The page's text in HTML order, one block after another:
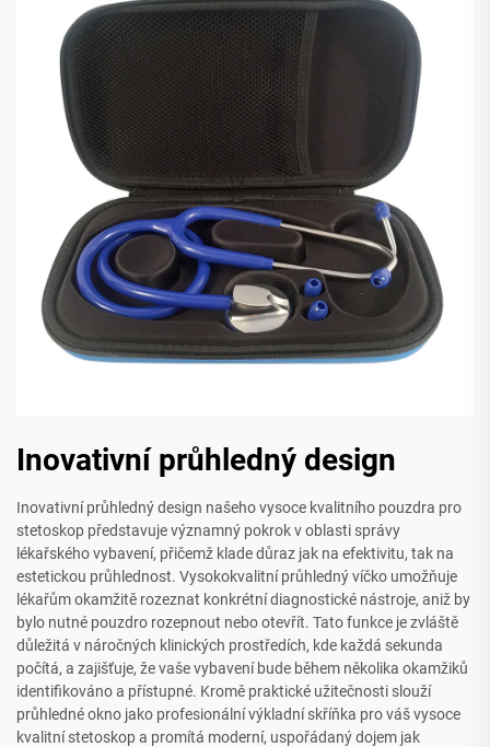
Inovativní průhledný design
Inovativní průhledný design našeho vysoce kvalitního pouzdra pro
stetoskop představuje významný pokrok v oblasti správy
lékařského vybavení, přičemž klade důraz jak na efektivitu, tak na
estetickou průhlednost. Vysokokvalitní průhledný víčko umožňuje
lékařům okamžitě rozeznat konkrétní diagnostické nástroje, aniž by
bylo nutné pouzdro rozepnout nebo otevřít. Tato funkce je zvláště
důležitá v náročných klinických prostředích, kde každá sekunda
počítá, a zajišťuje, že vaše vybavení bude během několika okamžiků
identifikováno a přístupné. Kromě praktické užitečnosti slouží
průhledné okno jako profesionální výkladní skříňka pro váš vysoce
kvalitní stetoskop a promítá moderní, uspořádaný dojem jak